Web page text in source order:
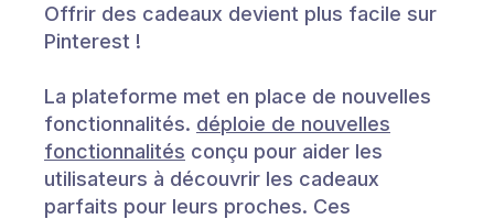
Offrir des cadeaux devient plus facile sur
Pinterest !
La plateforme met en place de nouvelles
fonctionnalités. déploie de nouvelles
fonctionnalités conçu pour aider les
utilisateurs à découvrir les cadeaux
parfaits pour leurs proches. Ces